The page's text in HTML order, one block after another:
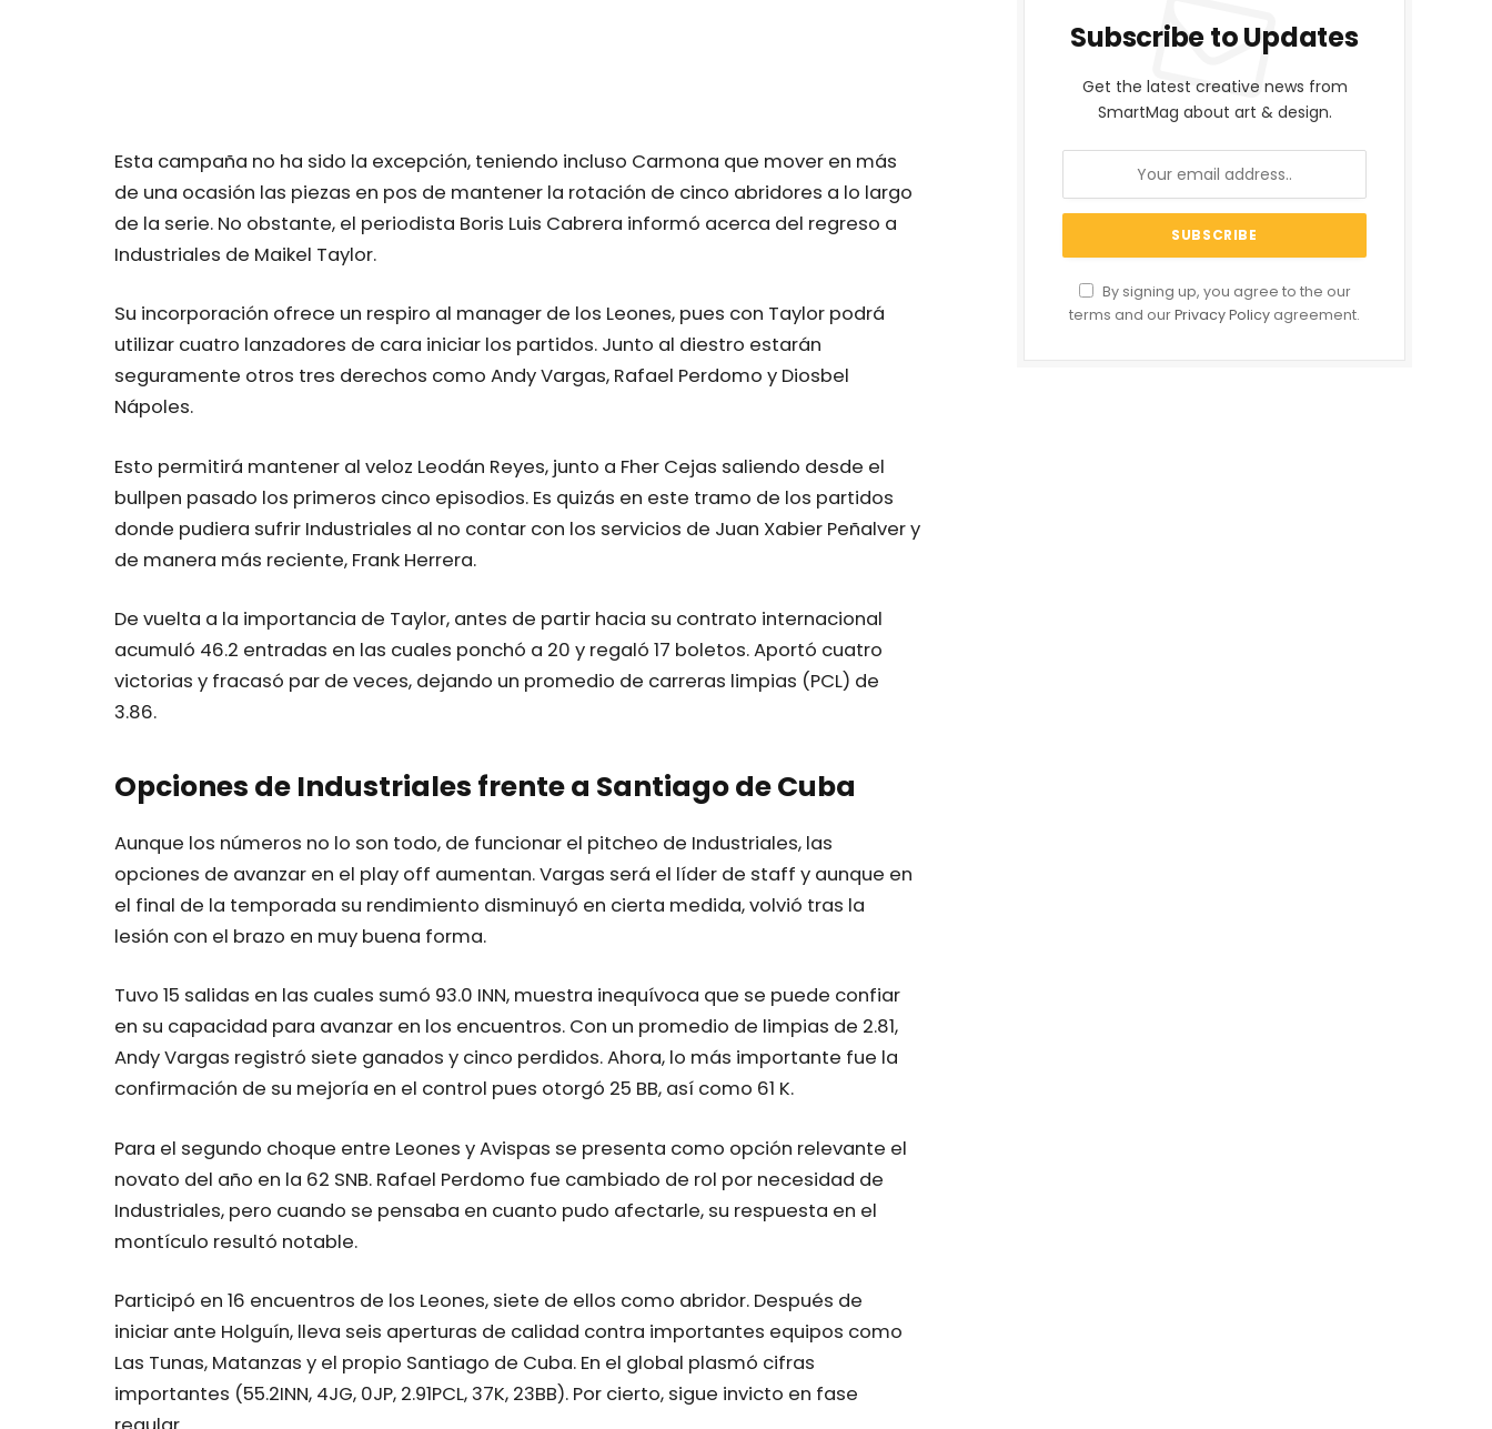
Esta campaña no ha sido la excepción, teniendo incluso Carmona que mover en más
de una ocasión las piezas en pos de mantener la rotación de cinco abridores a lo largo
de la serie. No obstante, el periodista Boris Luis Cabrera informó acerca del regreso a
Industriales de Maikel Taylor.
Su incorporación ofrece un respiro al manager de los Leones, pues con Taylor podrá
utilizar cuatro lanzadores de cara iniciar los partidos. Junto al diestro estarán
seguramente otros tres derechos como Andy Vargas, Rafael Perdomo y Diosbel
Nápoles.
Esto permitirá mantener al veloz Leodán Reyes, junto a Fher Cejas saliendo desde el
bullpen pasado los primeros cinco episodios. Es quizás en este tramo de los partidos
donde pudiera sufrir Industriales al no contar con los servicios de Juan Xabier Peñalver y
de manera más reciente, Frank Herrera.
De vuelta a la importancia de Taylor, antes de partir hacia su contrato internacional
acumuló 46.2 entradas en las cuales ponchó a 20 y regaló 17 boletos. Aportó cuatro
victorias y fracasó par de veces, dejando un promedio de carreras limpias (PCL) de
3.86.
Opciones de Industriales frente a Santiago de Cuba
Aunque los números no lo son todo, de funcionar el pitcheo de Industriales, las
opciones de avanzar en el play off aumentan. Vargas será el líder de staff y aunque en
el final de la temporada su rendimiento disminuyó en cierta medida, volvió tras la
lesión con el brazo en muy buena forma.
Tuvo 15 salidas en las cuales sumó 93.0 INN, muestra inequívoca que se puede confiar
en su capacidad para avanzar en los encuentros. Con un promedio de limpias de 2.81,
Andy Vargas registró siete ganados y cinco perdidos. Ahora, lo más importante fue la
confirmación de su mejoría en el control pues otorgó 25 BB, así como 61 K.
Para el segundo choque entre Leones y Avispas se presenta como opción relevante el
novato del año en la 62 SNB. Rafael Perdomo fue cambiado de rol por necesidad de
Industriales, pero cuando se pensaba en cuanto pudo afectarle, su respuesta en el
montículo resultó notable.
Participó en 16 encuentros de los Leones, siete de ellos como abridor. Después de
iniciar ante Holguín, lleva seis aperturas de calidad contra importantes equipos como
Las Tunas, Matanzas y el propio Santiago de Cuba. En el global plasmó cifras
importantes (55.2INN, 4JG, 0JP, 2.91PCL, 37K, 23BB). Por cierto, sigue invicto en fase
Subscribe to Updates
Get the latest creative news from
SmartMag about art & design.
By signing up, you agree to the our
terms and ourPrivacy Policy agreement.